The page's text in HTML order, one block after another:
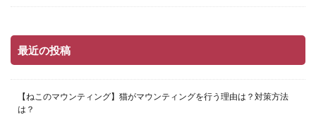
最近の投稿
【ねこのマウンティング】猫がマウンティングを行う理由は？対策方法
は？